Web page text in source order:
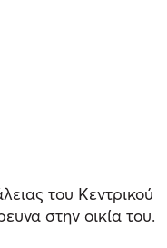
του Κεντρικού
στην οικία του.